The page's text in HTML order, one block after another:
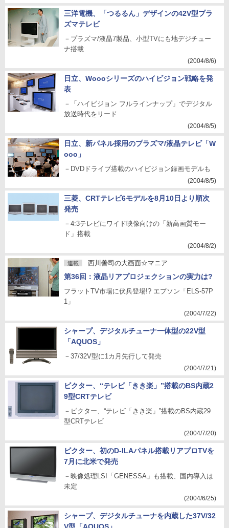
三洋電機、「つるるん」デザインの42V型プラ
ズマテレビ
－プラズマ/液晶7製品、小型TVにも地デジチュー
ナ搭載
(2004/8/6)
日立、Woooシリーズのハイビジョン戦略を発
表
－「ハイビジョン フルラインナップ」でデジタル
放送時代をリード
(2004/8/5)
日立、新パネル採用のプラズマ/液晶テレビ「W
ooo」
－DVDドライブ搭載のハイビジョン録画モデルも
(2004/8/5)
三菱、CRTテレビ6モデルを8月10日より順次
発売
－4:3テレビにワイド映像向けの「新高画質モー
ド」搭載
(2004/8/2)
連載 西川善司の大画面☆マニア
第36回：液晶リアプロジェクションの実力は?
フラットTV市場に伏兵登場!? エプソン「ELS-57P
1」
(2004/7/22)
シャープ、デジタルチューナ一体型の22V型
「AQUOS」
－37/32V型に1カ月先行して発売
(2004/7/21)
ビクター、“テレビ「きき楽」”搭載のBS内蔵2
9型CRTテレビ
－ビクター、“テレビ「きき楽」”搭載のBS内蔵29
型CRTテレビ
(2004/7/20)
ビクター、初のD-ILAパネル搭載リアプロTVを
7月に北米で発売
－映像処理LSI「GENESSA」も搭載、国内導入は
未定
(2004/6/25)
シャープ、デジタルチューナを内蔵した37V/32